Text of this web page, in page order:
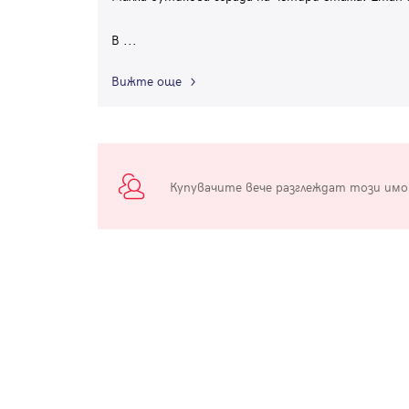
В ...
Вижте още
Купувачите вече разглеждат този